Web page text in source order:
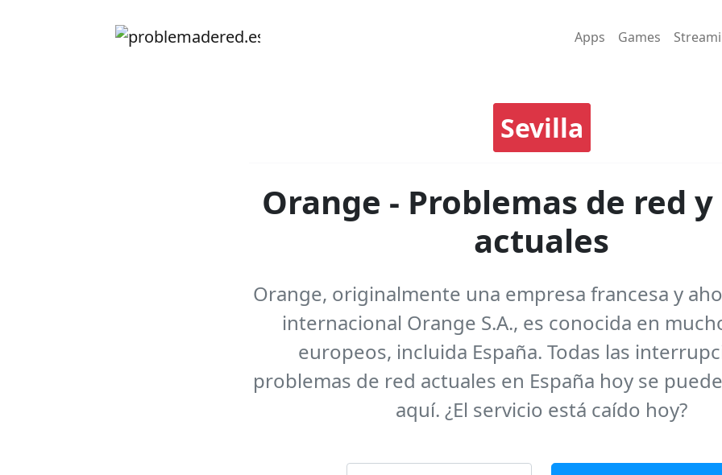
Apps Games
Sevilla
Orange - Problemas de red
actuales
Orange, originalmente una empresa francesa y
internacional Orange S.A., es conocida en
europeos, incluida España. Todas las
problemas de red actuales en España hoy se
aquí. ¿El servicio está caído hoy?